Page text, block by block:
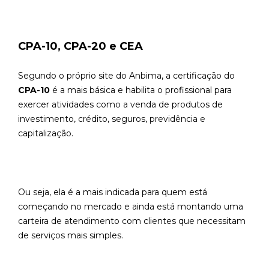
CPA-10, CPA-20 e CEA
Segundo o próprio site do Anbima, a certificação do
CPA-10 é a mais básica e habilita o profissional para
exercer atividades como a venda de produtos de
investimento, crédito, seguros, previdência e
capitalização.
Ou seja, ela é a mais indicada para quem está
começando no mercado e ainda está montando uma
carteira de atendimento com clientes que necessitam
de serviços mais simples.